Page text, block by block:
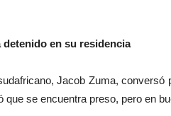
en su residencia
Jacob Zuma, conversó
se encuentra preso, pero en